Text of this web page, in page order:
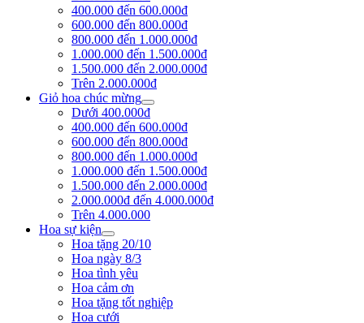
400.000 đến 600.000đ
600.000 đến 800.000đ
800.000 đến 1.000.000đ
1.000.000 đến 1.500.000đ
1.500.000 đến 2.000.000đ
Trên 2.000.000đ
Giỏ hoa chúc mừng
Dưới 400.000đ
400.000 đến 600.000đ
600.000 đến 800.000đ
800.000 đến 1.000.000đ
1.000.000 đến 1.500.000đ
1.500.000 đến 2.000.000đ
2.000.000đ đến 4.000.000đ
Trên 4.000.000
Hoa sự kiện
Hoa tặng 20/10
Hoa ngày 8/3
Hoa tình yêu
Hoa cảm ơn
Hoa tặng tốt nghiệp
Hoa cưới